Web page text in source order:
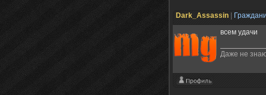
Dark_Assassin
всем удачи
Даже не